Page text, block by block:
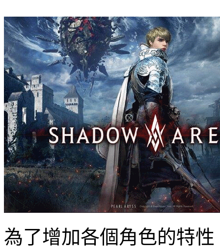
為了增加各個角色的特